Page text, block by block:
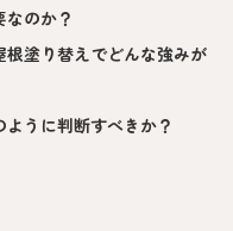
のか？
塗り替えでどんな強みが
うに判断すべきか？